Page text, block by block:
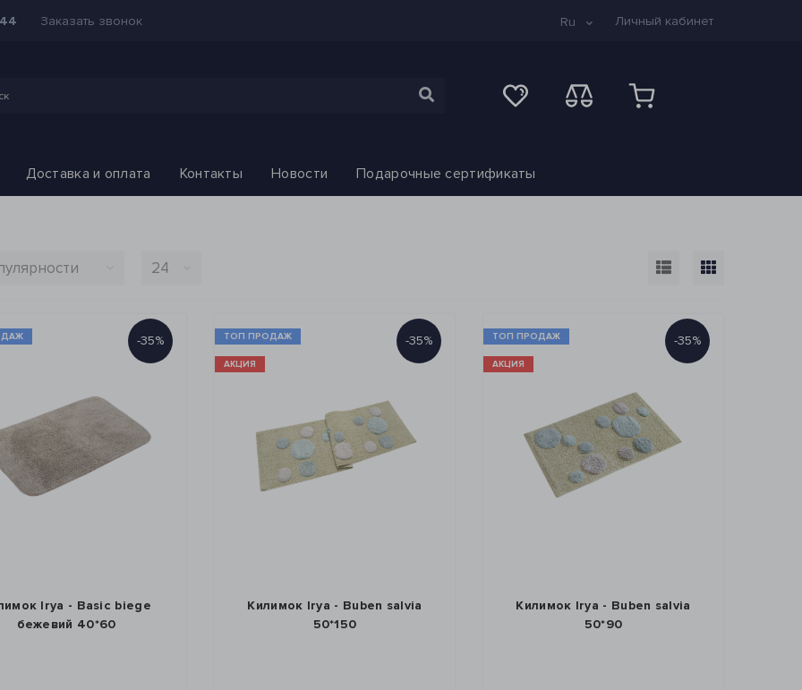
Заказать звонок Ru Личный кабинет
Доставка и оплата Контакты Новости Подарочные сертификаты
-35%
Irya - Basic biege
бежевий 40*60
ТОП ПРОДАЖ
АКЦИЯ
-35%
Килимок Irya - Buben salvia
50*150
ТОП ПРОДАЖ
АКЦИЯ
-35%
Килимок Irya - Buben salvia
50*90